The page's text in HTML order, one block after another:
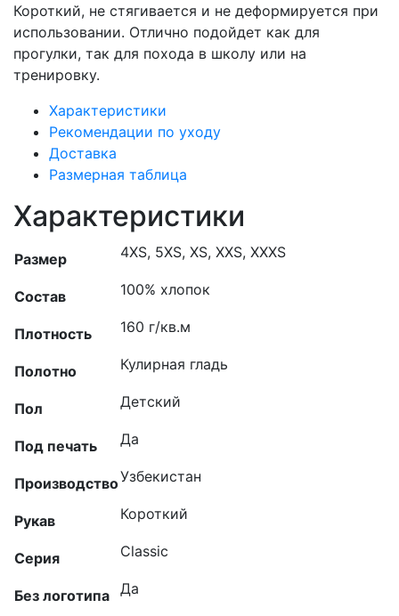
Короткий, не стягивается и не деформируется при
использовании. Отлично подойдет как для
прогулки, так для похода в школу или на
тренировку.
Характеристики
Рекомендации по уходу
Доставка
Размерная таблица
Характеристики
Размер 4XS, 5XS, XS, XXS, XXXS
Состав 100% хлопок
Плотность 160 г/кв.м
Полотно Кулирная гладь
Пол Детский
Под печать Да
ПроизводствоУзбекистан
Рукав Короткий
Серия Classic
Без логотипа Да